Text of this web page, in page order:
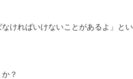
ければいけないことがあるよ」とい
？